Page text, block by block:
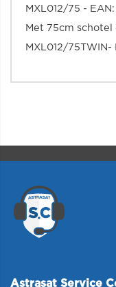
MXL012/75 -
Met 75cm
MXL012/75TWIN-
Astrasat Service